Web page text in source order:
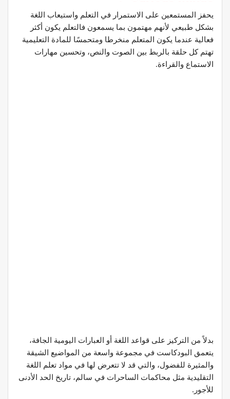
يحفز المستمعين على الاستمرار في التعلم واستيعاب اللغة
بشكل طبيعي لأنهم مهتمون بما يسمعون فالتعلم يكون أكثر
فعالية عندما يكون المتعلم منخرطا ومتحمسًا للمادة التعليمية
تهتم كل حلقة بالربط بين الصوت والنص، وتحسين مهارات
الاستماع والقراءة.
بدلاً من التركيز على قواعد اللغة أو العبارات اليومية الجافة،
يتعمق البودكاست في مجموعة واسعة من المواضيع الشيقة
والمثيرة للفضول، والتي قد لا تتعرض لها في مواد تعلم اللغة
التقليدية مثل محاكمات الساحرات في سالم، تاريخ الحد الأدنى
للأجور.